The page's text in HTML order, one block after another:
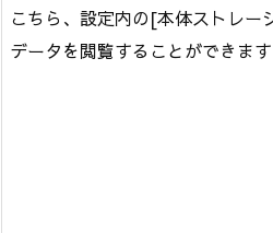
こちら、設定内の[本体ストレー
データを閲覧することができます